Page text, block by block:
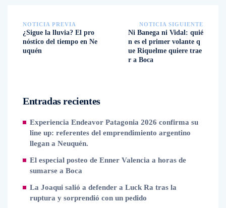
NOTICIA PREVIA
¿Sigue la lluvia? El pro
nóstico del tiempo en Ne
uquén
NOTICIA SIGUIENTE
Ni Banega ni Vidal: quié
n es el primer volante q
ue Riquelme quiere trae
r a Boca
Entradas recientes
Experiencia Endeavor Patagonia 2026 confirma su
line up: referentes del emprendimiento argentino
llegan a Neuquén.
El especial posteo de Enner Valencia a horas de
sumarse a Boca
La Joaqui salió a defender a Luck Ra tras la
ruptura y sorprendió con un pedido